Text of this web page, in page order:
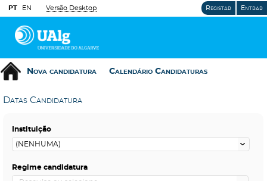
PT EN Versão Desktop Registar Entrar
Nova candidatura Calendário Candidaturas
Datas Candidatura
Instituição
Regime candidatura